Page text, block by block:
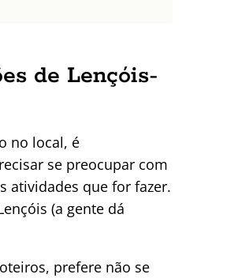
de Lençóis-
no local, é
se preocupar com
atividades que for fazer.
(a gente dá
prefere não se